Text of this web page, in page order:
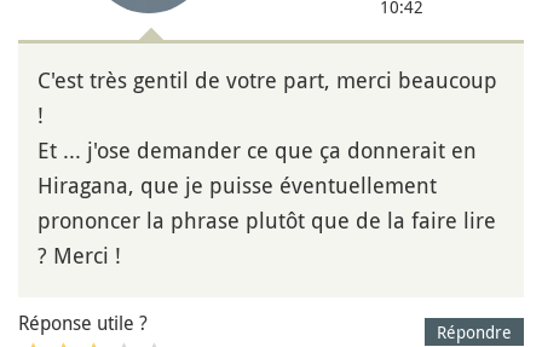
10:42
C'est très gentil de votre part, merci beaucoup
!
Et ... j'ose demander ce que ça donnerait en
Hiragana, que je puisse éventuellement
prononcer la phrase plutôt que de la faire lire
? Merci !
Répondre
Réponse utile ?